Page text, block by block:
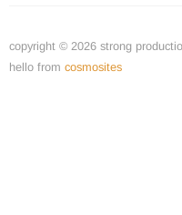
copyright © 2026 strong
hello from cosmosites